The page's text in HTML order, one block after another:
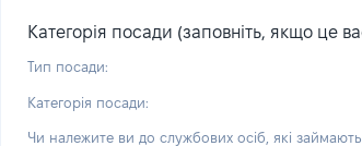
Категорія посади (заповніть, якщо це
Тип посади:
Категорія посади:
Чи належите ви до службових осіб, які займають